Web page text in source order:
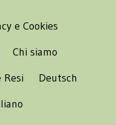
e Cookies
Chi siamo
Resi
Deutsch